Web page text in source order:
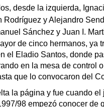
desde la izquierda,
Rodríguez y Alejandro
Sánchez y Juan I.
de cinco hermanos, ya
el Eladio Santos, donde
en la mesa de control
que lo convocaron del
la página y fue cuando el
98 empezó conocer de